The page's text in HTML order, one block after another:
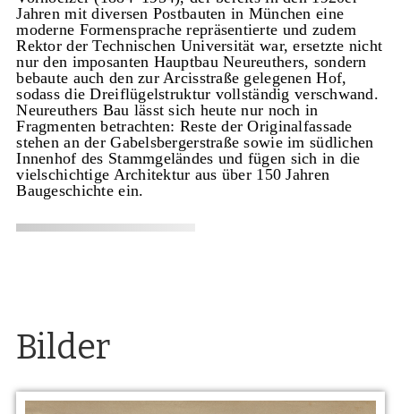
Jahren mit diversen Postbauten in München eine
moderne Formensprache repräsentierte und zudem
Rektor der Technischen Universität war, ersetzte nicht
nur den imposanten Hauptbau Neureuthers, sondern
bebaute auch den zur Arcisstraße gelegenen Hof,
sodass die Dreiflügelstruktur vollständig verschwand.
Neureuthers Bau lässt sich heute nur noch in
Fragmenten betrachten: Reste der Originalfassade
stehen an der Gabelsbergerstraße sowie im südlichen
Innenhof des Stammgeländes und fügen sich in die
vielschichtige Architektur aus über 150 Jahren
Baugeschichte ein.
Bilder